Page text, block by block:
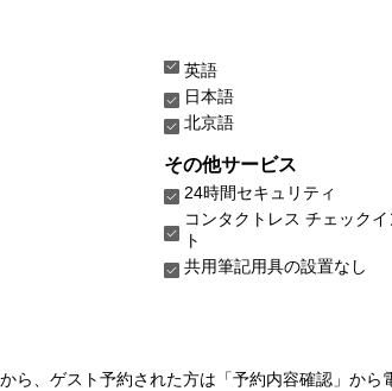
英語
日本語
北京語
その他サービス
24時間セキュリティ
コンタクトレス チェック
ト
共用筆記用具の設置なし
ら、ゲスト予約された方は「予約内容確認」から